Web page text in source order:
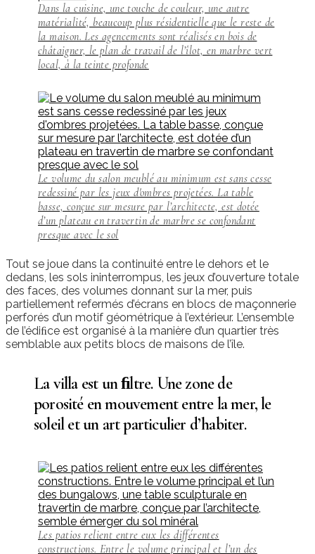
Dans la cuisine, une touche de couleur, une autre
matérialité, beaucoup plus résidentielle que le reste de
la maison. Les agencements sont réalisés en bois de
châtaigner, le plan de travail de l’îlot, en marbre vert
local, à la teinte profonde
Le volume du salon meublé au minimum est sans cesse
redessiné par les jeux d'ombres projetées. La table
basse, conçue sur mesure par l’architecte, est dotée
d’un plateau en travertin de marbre se confondant
presque avec le sol
Tout se joue dans la continuité entre le dehors et le
dedans, les sols ininterrompus, les jeux d’ouverture totale
des faces, des volumes donnant sur la mer, puis
partiellement refermés d’écrans en blocs de maçonnerie
perforés d’un motif géométrique à l’extérieur. L’ensemble
de l’édiﬁce est organisé à la manière d’un quartier très
semblable aux petits blocs de maisons de l’île.
La villa est un ﬁltre. Une zone de
porosité en mouvement entre la mer, le
soleil et un art particulier d’habiter.
Les patios relient entre eux les différentes
constructions. Entre le volume principal et l’un des